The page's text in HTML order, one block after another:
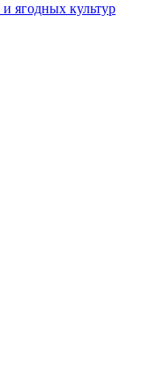
и ягодных культур